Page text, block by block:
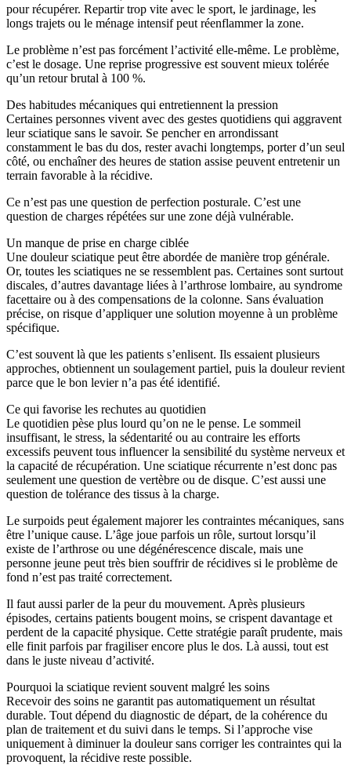
pour récupérer. Repartir trop vite avec le sport, le jardinage, les
longs trajets ou le ménage intensif peut réenflammer la zone.
Le problème n’est pas forcément l’activité elle-même. Le problème,
c’est le dosage. Une reprise progressive est souvent mieux tolérée
qu’un retour brutal à 100 %.
Des habitudes mécaniques qui entretiennent la pression
Certaines personnes vivent avec des gestes quotidiens qui aggravent
leur sciatique sans le savoir. Se pencher en arrondissant
constamment le bas du dos, rester avachi longtemps, porter d’un seul
côté, ou enchaîner des heures de station assise peuvent entretenir un
terrain favorable à la récidive.
Ce n’est pas une question de perfection posturale. C’est une
question de charges répétées sur une zone déjà vulnérable.
Un manque de prise en charge ciblée
Une douleur sciatique peut être abordée de manière trop générale.
Or, toutes les sciatiques ne se ressemblent pas. Certaines sont surtout
discales, d’autres davantage liées à l’arthrose lombaire, au syndrome
facettaire ou à des compensations de la colonne. Sans évaluation
précise, on risque d’appliquer une solution moyenne à un problème
spécifique.
C’est souvent là que les patients s’enlisent. Ils essaient plusieurs
approches, obtiennent un soulagement partiel, puis la douleur revient
parce que le bon levier n’a pas été identifié.
Ce qui favorise les rechutes au quotidien
Le quotidien pèse plus lourd qu’on ne le pense. Le sommeil
insuffisant, le stress, la sédentarité ou au contraire les efforts
excessifs peuvent tous influencer la sensibilité du système nerveux et
la capacité de récupération. Une sciatique récurrente n’est donc pas
seulement une question de vertèbre ou de disque. C’est aussi une
question de tolérance des tissus à la charge.
Le surpoids peut également majorer les contraintes mécaniques, sans
être l’unique cause. L’âge joue parfois un rôle, surtout lorsqu’il
existe de l’arthrose ou une dégénérescence discale, mais une
personne jeune peut très bien souffrir de récidives si le problème de
fond n’est pas traité correctement.
Il faut aussi parler de la peur du mouvement. Après plusieurs
épisodes, certains patients bougent moins, se crispent davantage et
perdent de la capacité physique. Cette stratégie paraît prudente, mais
elle finit parfois par fragiliser encore plus le dos. Là aussi, tout est
dans le juste niveau d’activité.
Pourquoi la sciatique revient souvent malgré les soins
Recevoir des soins ne garantit pas automatiquement un résultat
durable. Tout dépend du diagnostic de départ, de la cohérence du
plan de traitement et du suivi dans le temps. Si l’approche vise
uniquement à diminuer la douleur sans corriger les contraintes qui la
provoquent, la récidive reste possible.